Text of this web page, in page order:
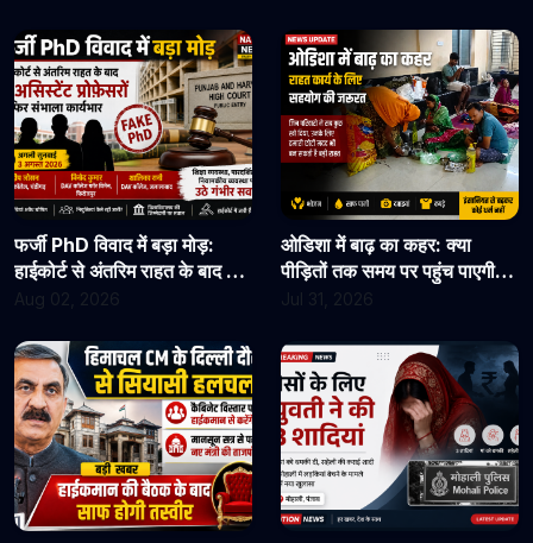
फर्जी PhD विवाद में बड़ा मोड़:
हाईकोर्ट से अंतरिम राहत के बाद 3
असिस्टेंट प्रोफेसरों ने फिर संभाला
सुनवाई
Aug 02, 2026
ओडिशा में बाढ़ का कहर: क्या
पीड़ितों तक समय पर पहुंच पाएगी